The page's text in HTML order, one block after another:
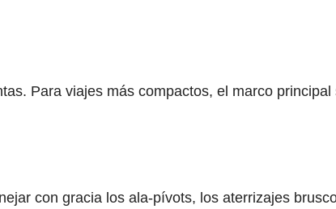
Para viajes más compactos, el marco
con gracia los ala-pívots, los aterrizajes